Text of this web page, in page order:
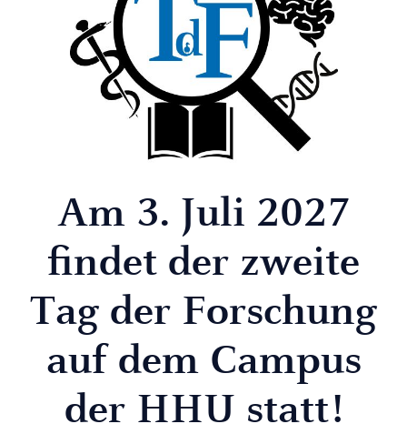
Am 3. Juli 2027
findet der zweite
Tag der Forschung
auf dem Campus
der HHU statt!